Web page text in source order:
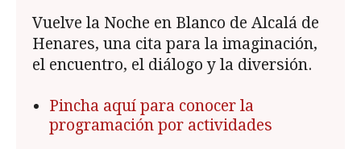
Vuelve la Noche en Blanco de Alcalá de
Henares, una cita para la imaginación,
el encuentro, el diálogo y la diversión.
Pincha aquí para conocer la
programación por actividades